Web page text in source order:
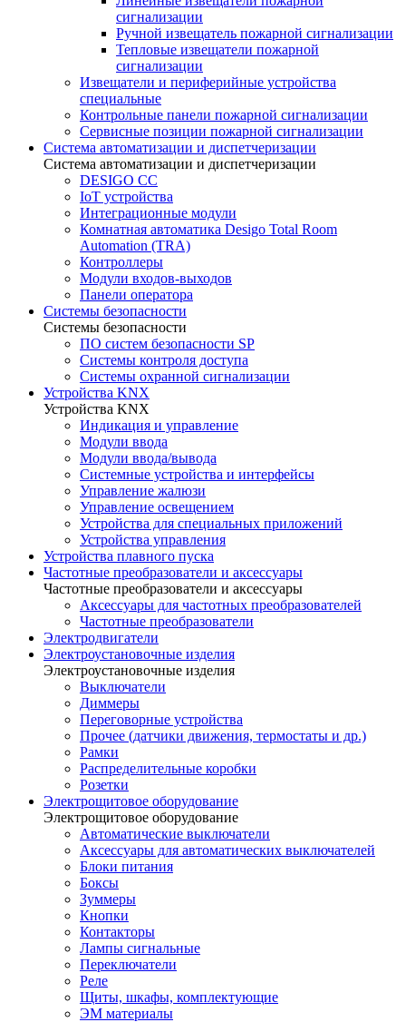
сигнализации
Ручной извещатель пожарной сигнализации
Тепловые извещатели пожарной
сигнализации
Извещатели и периферийные устройства
специальные
Контрольные панели пожарной сигнализации
Сервисные позиции пожарной сигнализации
Система автоматизации и диспетчеризации
Система автоматизации и диспетчеризации
DESIGO CC
IoT устройства
Интеграционные модули
Комнатная автоматика Desigo Total Room
Automation (TRA)
Контроллеры
Модули входов-выходов
Панели оператора
Системы безопасности
Системы безопасности
ПО систем безопасности SP
Системы контроля доступа
Системы охранной сигнализации
Устройства KNX
Устройства KNX
Индикация и управление
Модули ввода
Модули ввода/вывода
Системные устройства и интерфейсы
Управление жалюзи
Управление освещением
Устройства для специальных приложений
Устройства управления
Устройства плавного пуска
Частотные преобразователи и аксессуары
Частотные преобразователи и аксессуары
Аксессуары для частотных преобразователей
Частотные преобразователи
Электродвигатели
Электроустановочные изделия
Электроустановочные изделия
Выключатели
Диммеры
Переговорные устройства
Прочее (датчики движения, термостаты и др.)
Рамки
Распределительные коробки
Розетки
Электрощитовое оборудование
Электрощитовое оборудование
Автоматические выключатели
Аксессуары для автоматических выключателей
Блоки питания
Боксы
Зуммеры
Кнопки
Контакторы
Лампы сигнальные
Переключатели
Реле
Щиты, шкафы, комплектующие
ЭМ материалы